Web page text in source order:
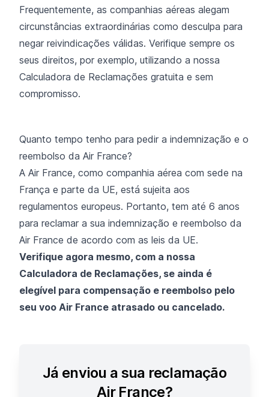
Frequentemente, as companhias aéreas alegam
circunstâncias extraordinárias como desculpa para
negar reivindicações válidas. Verifique sempre os
seus direitos, por exemplo, utilizando a nossa
Calculadora de Reclamações gratuita e sem
compromisso.
Quanto tempo tenho para pedir a indemnização e o
reembolso da Air France?
A Air France, como companhia aérea com sede na
França e parte da UE, está sujeita aos
regulamentos europeus. Portanto, tem até 6 anos
para reclamar a sua indemnização e reembolso da
Air France de acordo com as leis da UE.
Verifique agora mesmo, com a nossa
Calculadora de Reclamações, se ainda é
elegível para compensação e reembolso pelo
seu voo Air France atrasado ou cancelado.
Já enviou a sua reclamação
Air France?